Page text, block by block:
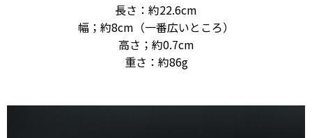
長さ：約22.6cm
幅；約8cm（一番広いところ）
高さ；約0.7cm
重さ：約86g